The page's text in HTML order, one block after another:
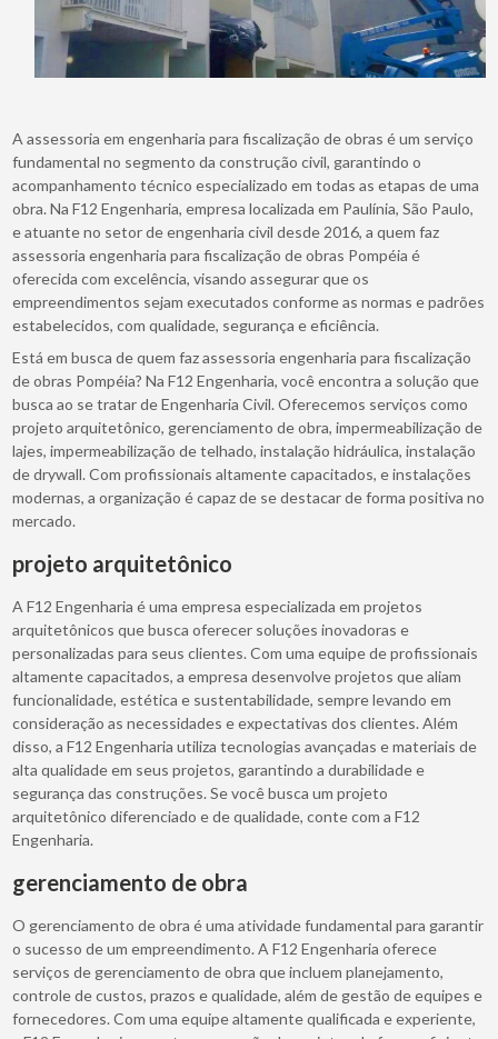
A assessoria em engenharia para fiscalização de obras é um serviço
fundamental no segmento da construção civil, garantindo o
acompanhamento técnico especializado em todas as etapas de uma
obra. Na F12 Engenharia, empresa localizada em Paulínia, São Paulo,
e atuante no setor de engenharia civil desde 2016, a quem faz
assessoria engenharia para fiscalização de obras Pompéia é
oferecida com excelência, visando assegurar que os
empreendimentos sejam executados conforme as normas e padrões
estabelecidos, com qualidade, segurança e eficiência.
Está em busca de quem faz assessoria engenharia para fiscalização
de obras Pompéia? Na F12 Engenharia, você encontra a solução que
busca ao se tratar de Engenharia Civil. Oferecemos serviços como
projeto arquitetônico, gerenciamento de obra, impermeabilização de
lajes, impermeabilização de telhado, instalação hidráulica, instalação
de drywall. Com profissionais altamente capacitados, e instalações
modernas, a organização é capaz de se destacar de forma positiva no
mercado.
projeto arquitetônico
A F12 Engenharia é uma empresa especializada em projetos
arquitetônicos que busca oferecer soluções inovadoras e
personalizadas para seus clientes. Com uma equipe de profissionais
altamente capacitados, a empresa desenvolve projetos que aliam
funcionalidade, estética e sustentabilidade, sempre levando em
consideração as necessidades e expectativas dos clientes. Além
disso, a F12 Engenharia utiliza tecnologias avançadas e materiais de
alta qualidade em seus projetos, garantindo a durabilidade e
segurança das construções. Se você busca um projeto
arquitetônico diferenciado e de qualidade, conte com a F12
Engenharia.
gerenciamento de obra
O gerenciamento de obra é uma atividade fundamental para garantir
o sucesso de um empreendimento. A F12 Engenharia oferece
serviços de gerenciamento de obra que incluem planejamento,
controle de custos, prazos e qualidade, além de gestão de equipes e
fornecedores. Com uma equipe altamente qualificada e experiente,